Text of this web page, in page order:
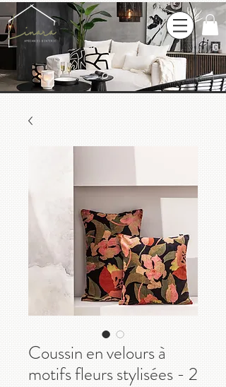
Coussin en velours à
motifs fleurs stylisées - 2